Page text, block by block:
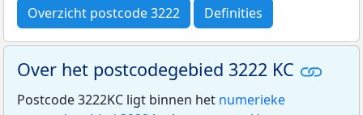
Overzicht postcode 3222 Definities
Over het postcodegebied 3222 KC
Postcode 3222KC ligt binnen het numerieke